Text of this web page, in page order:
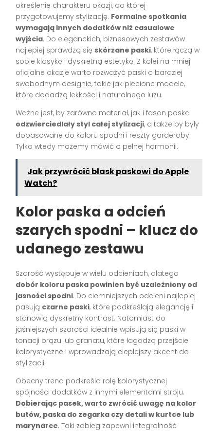
określenie charakteru okazji, do której
przygotowujemy stylizację. Formalne spotkania
wymagają innych dodatków niż casualowe
wyjścia. Do eleganckich, biznesowych zestawów
najlepiej sprawdzą się skórzane paski, które łączą w
sobie klasykę i dyskretną estetykę. Z kolei na mniej
oficjalne okazje warto rozważyć paski o bardziej
swobodnym designie, takie jak plecione modele,
które dodadzą lekkości i naturalnego luzu.
Ważne jest, by zarówno materiał, jak i fason paska
odzwierciedlały styl całej stylizacji, a także by były
dopasowane do koloru spodni i reszty garderoby.
Tylko wtedy możemy mówić o pełnej harmonii.
Jak przywrócić blask paskowi do Apple
Watch?
Kolor paska a odcień
szarych spodni – klucz do
udanego zestawu
Szarość występuje w wielu odcieniach, dlatego
dobór koloru paska powinien być uzależniony od
jasności spodni. Do ciemniejszych odcieni najlepiej
pasują czarne paski, które podkreślają elegancję i
stanowią dyskretny kontrast. Natomiast do
jaśniejszych szarości idealnie wpisują się paski w
tonacji brązu lub granatu, które łagodzą przejście
kolorystyczne i wprowadzają cieplejszy akcent do
stylizacji.
Obecny trend podkreśla rolę kolorystycznej
spójności dodatków z innymi elementami stroju.
Dobierając pasek, warto zwrócić uwagę na kolor
butów, paska do zegarka czy detali w kurtce lub
marynarce. Taki zabieg zapewni integralność